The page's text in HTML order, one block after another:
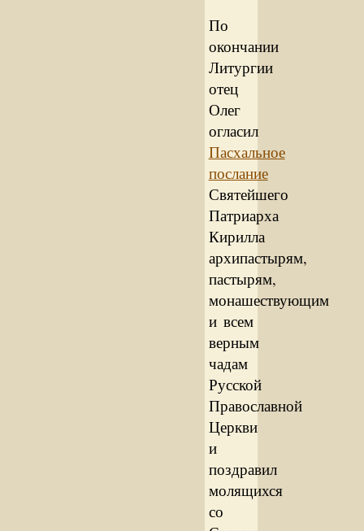
По
окончании
Литургии
отец
Олег
огласил
Пасхальное
послание
Святейшего
Патриарха
Кирилла
архипастырям,
пастырям,
монашествующим
и всем
верным
чадам
Русской
Православной
Церкви
и
поздравил
молящихся
со